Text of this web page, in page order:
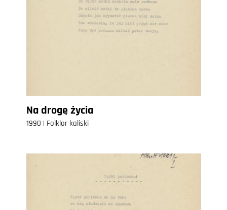
Na drogę życia
1990 | Folklor kaliski